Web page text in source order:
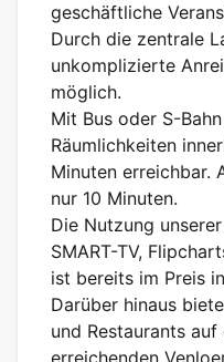
geschäftliche
Durch die zentrale
unkomplizierte
möglich.
Mit Bus oder S-
Räumlichkeiten
Minuten erreichbar.
nur 10 Minuten.
Die Nutzung
SMART-TV,
ist bereits im Preis
Darüber hinaus
und Restaurants
erreichenden